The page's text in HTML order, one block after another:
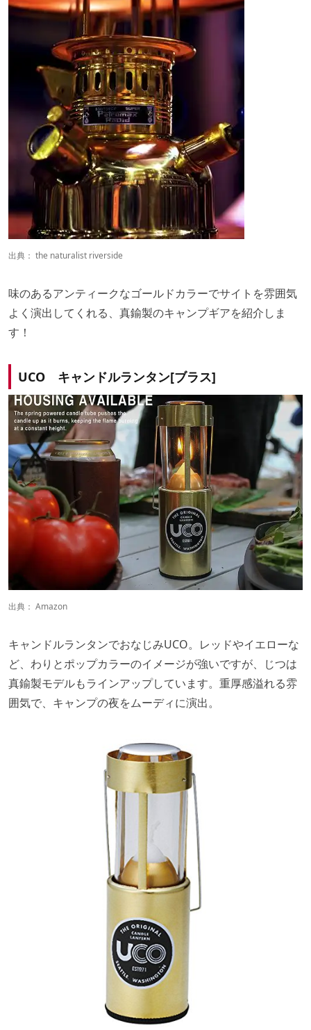
出典： the naturalist riverside
味のあるアンティークなゴールドカラーでサイトを雰囲気
よく演出してくれる、真鍮製のキャンプギアを紹介しま
す！
UCO キャンドルランタン[ブラス]
出典： Amazon
キャンドルランタンでおなじみUCO。レッドやイエローな
ど、わりとポップカラーのイメージが強いですが、じつは
真鍮製モデルもラインアップしています。重厚感溢れる雰
囲気で、キャンプの夜をムーディに演出。